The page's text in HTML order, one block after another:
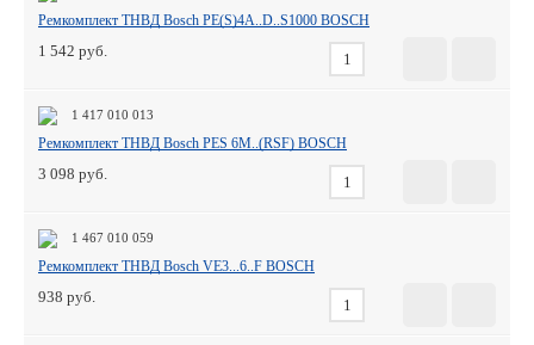
Ремкомплект ТНВД Bosch PE(S)4A..D..S1000 BOSCH
1 542
1 417 010 013
Ремкомплект ТНВД Bosch PES 6M..(RSF) BOSCH
3 098
1 467 010 059
Ремкомплект ТНВД Bosch VE3...6..F BOSCH
938